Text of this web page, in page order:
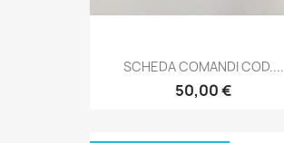
SCHEDA COMANDI COD....
50,00 €